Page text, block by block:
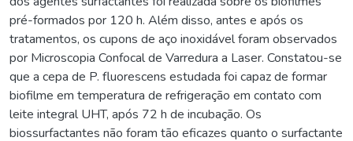
pré-formados por 120 h. Além disso, antes e após os
tratamentos, os cupons de aço inoxidável foram observados
por Microscopia Confocal de Varredura a Laser. Constatou-se
que a cepa de P. fluorescens estudada foi capaz de formar
biofilme em temperatura de refrigeração em contato com
leite integral UHT, após 72 h de incubação. Os
biossurfactantes não foram tão eficazes quanto o surfactante